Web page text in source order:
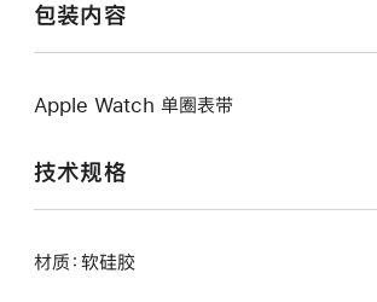
包装内容
Apple Watch 单圈表带
技术规格
材质：软硅胶